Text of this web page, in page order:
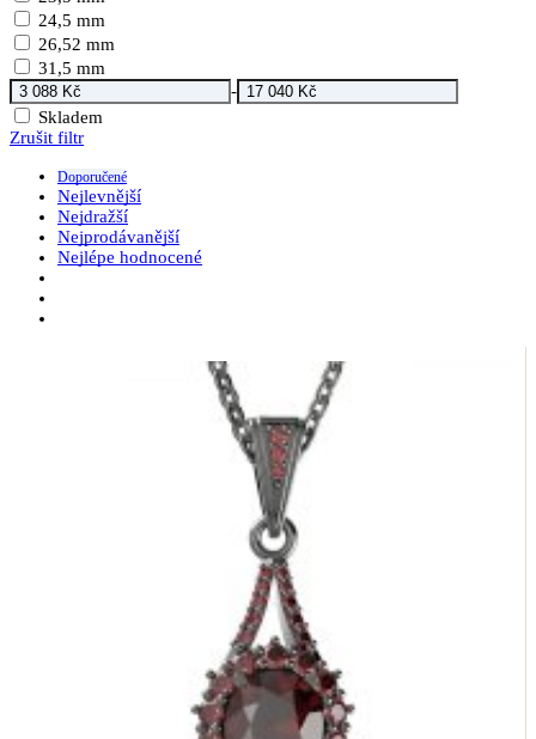
24,5 mm
26,52 mm
31,5 mm
-
Skladem
Zrušit filtr
Doporučené
Nejlevnější
Nejdražší
Nejprodávanější
Nejlépe hodnocené